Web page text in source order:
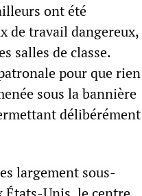
ont été
de travail dangereux,
salles de classe.
pour que rien
sous la bannière
délibérément
largement sous-